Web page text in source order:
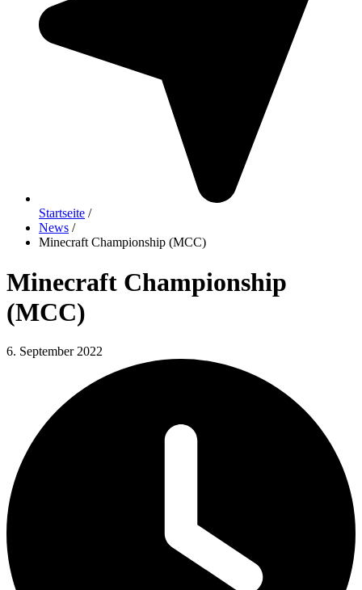
Startseite /
News /
Minecraft Championship (MCC)
Minecraft Championship
(MCC)
6. September 2022